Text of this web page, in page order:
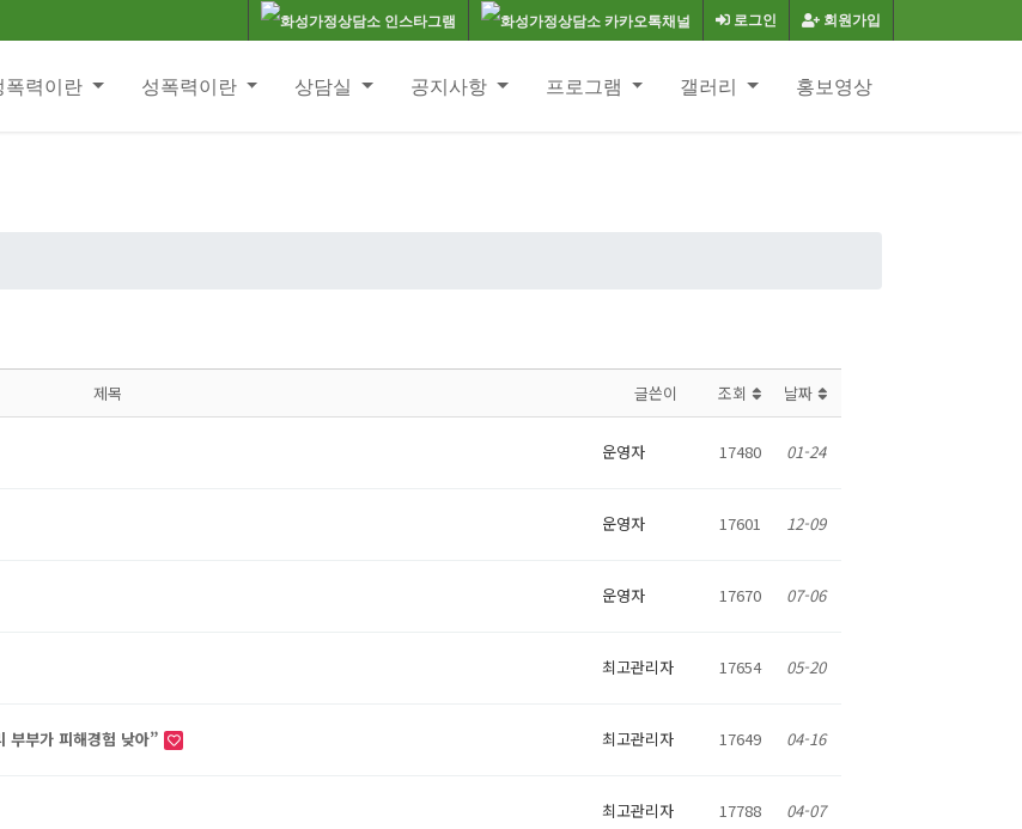
회원가입
로그인
폭력이란 성폭력이란 상담실 공지사항 프로그램 갤러리 홍보영상
제목 글쓴이 조회 날짜
운영자 17480 01-24
운영자 17601 12-09
운영자 17670 07-06
최고관리자 17654 05-20
부부가 피해경험 낮아” 최고관리자 17649 04-16
최고관리자 17788 04-07